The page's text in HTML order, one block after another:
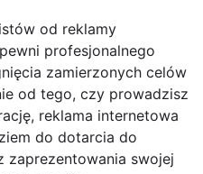
od reklamy
profesjonalnego
zamierzonych celów
od tego, czy prowadzisz
reklama internetowa
do dotarcia do
zaprezentowania swojej